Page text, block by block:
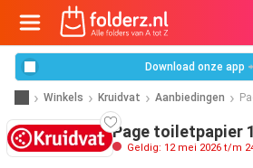
Download onze app
Winkels Kruidvat Aanbiedingen
Page toiletpapier
Geldig: 12 mei 2026 t/m